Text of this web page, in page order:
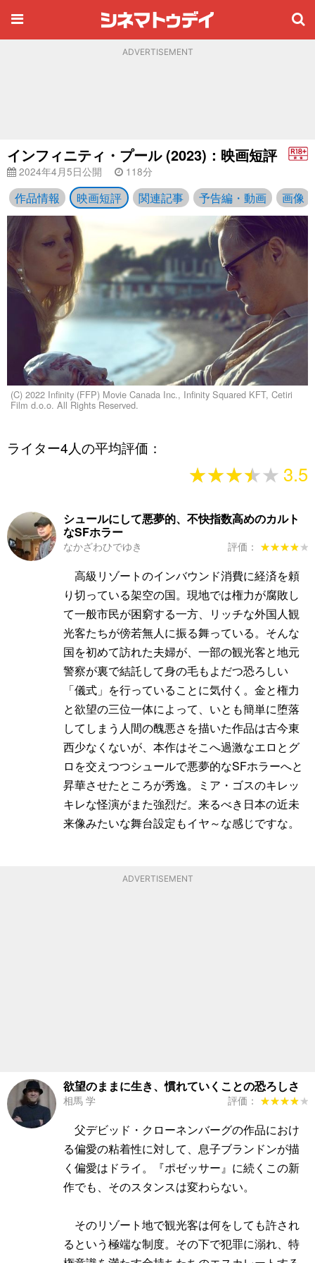
ADVERTISEMENT
インフィニティ・プール (2023)：映画短評
2024年4月5日公開 118分
作品情報 映画短評 関連記事 予告編・動画 画像
(C) 2022 Infinity (FFP) Movie Canada Inc., Infinity Squared KFT, Cetiri
Film d.o.o. All Rights Reserved.
ライター4人の平均評価：
★★★★★
★★★★★ 3.5
シュールにして悪夢的、不快指数高めのカルト
なSFホラー
なかざわひでゆき 評価： ★★★★★
★★★★★
高級リゾートのインバウンド消費に経済を頼
り切っている架空の国。現地では権力が腐敗し
て一般市民が困窮する一方、リッチな外国人観
光客たちが傍若無人に振る舞っている。そんな
国を初めて訪れた夫婦が、一部の観光客と地元
警察が裏で結託して身の毛もよだつ恐ろしい
「儀式」を行っていることに気付く。金と権力
と欲望の三位一体によって、いとも簡単に堕落
してしまう人間の醜悪さを描いた作品は古今東
西少なくないが、本作はそこへ過激なエロとグ
ロを交えつつシュールで悪夢的なSFホラーへと
昇華させたところが秀逸。ミア・ゴスのキレッ
キレな怪演がまた強烈だ。来るべき日本の近未
来像みたいな舞台設定もイヤ～な感じですな。
ADVERTISEMENT
欲望のままに生き、慣れていくことの恐ろしさ
相馬 学 評価： ★★★★★
★★★★★
父デビッド・クローネンバーグの作品におけ
る偏愛の粘着性に対して、息子ブランドンが描
く偏愛はドライ。『ポゼッサー』に続くこの新
作でも、そのスタンスは変わらない。
そのリゾート地で観光客は何をしても許され
るという極端な制度。その下で犯罪に溺れ、特